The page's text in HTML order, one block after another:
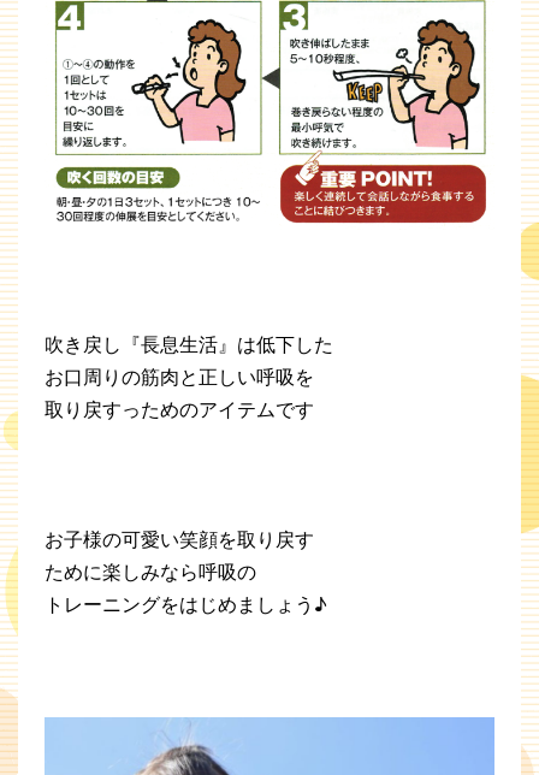
吹き戻し『長息生活』は低下した
お口周りの筋肉と正しい呼吸を
取り戻すっためのアイテムです
お子様の可愛い笑顔を取り戻す
ために楽しみなら呼吸の
トレーニングをはじめましょう♪